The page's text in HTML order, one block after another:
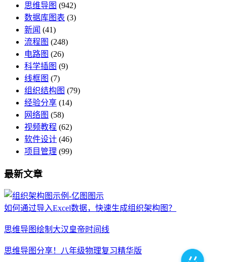
思维导图 (942)
数据库图表 (3)
新闻 (41)
流程图 (248)
电路图 (26)
科学插图 (9)
线框图 (7)
组织结构图 (79)
经验分享 (14)
网络图 (58)
视频教程 (62)
软件设计 (46)
项目管理 (99)
最新文章
如何通过导入Excel数据，快速生成组织架构图？
思维导图绘制大汉皇帝时间线
思维导图分享！八年级物理复习精华版